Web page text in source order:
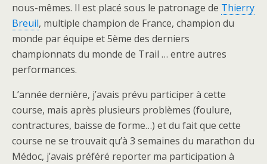
nous-mêmes. Il est placé sous le patronage de Thierry
Breuil, multiple champion de France, champion du
monde par équipe et 5ème des derniers
championnats du monde de Trail … entre autres
performances.
L’année dernière, j’avais prévu participer à cette
course, mais après plusieurs problèmes (foulure,
contractures, baisse de forme…) et du fait que cette
course ne se trouvait qu’à 3 semaines du marathon du
Médoc, j’avais préféré reporter ma participation à